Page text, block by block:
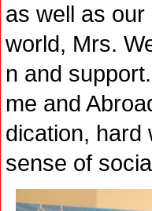
as well as
world, Mrs.
n and
me and
dication, hard
sense of